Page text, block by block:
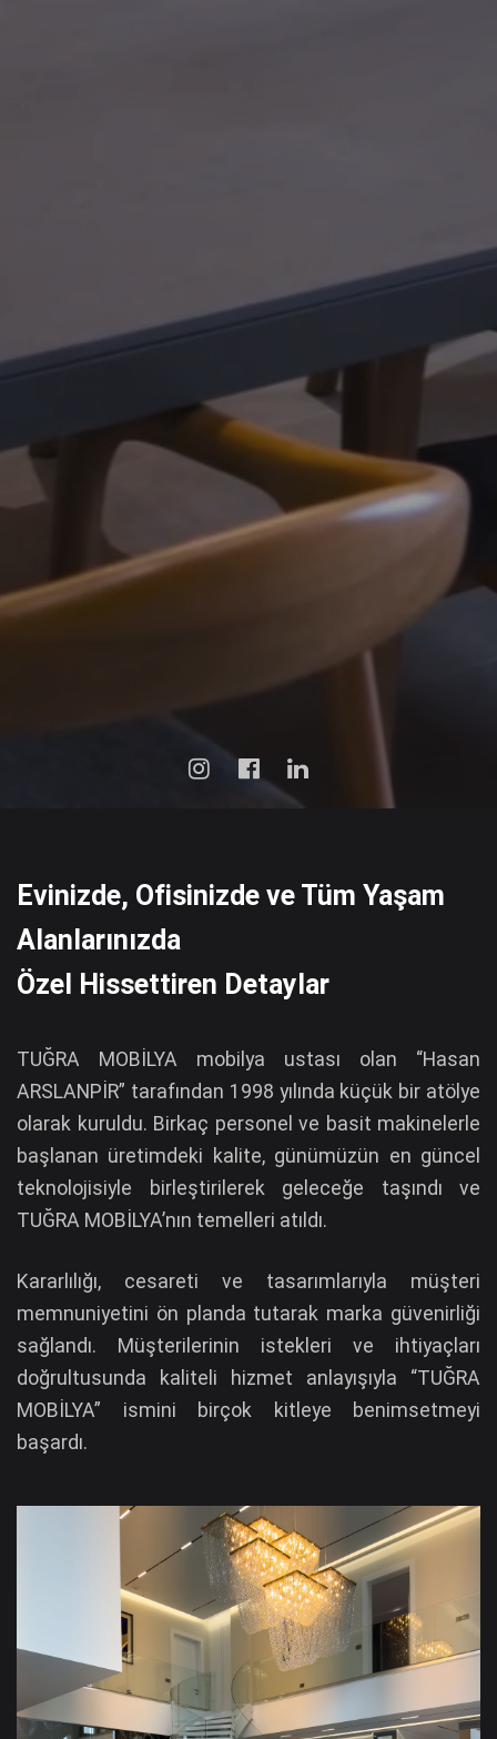
Evinizde, Ofisinizde ve Tüm Yaşam
Alanlarınızda
Özel Hissettiren Detaylar
TUĞRA MOBİLYA mobilya ustası olan “Hasan
ARSLANPİR” tarafından 1998 yılında küçük bir atölye
olarak kuruldu. Birkaç personel ve basit makinelerle
başlanan üretimdeki kalite, günümüzün en güncel
teknolojisiyle birleştirilerek geleceğe taşındı ve
TUĞRA MOBİLYA’nın temelleri atıldı.
Kararlılığı, cesareti ve tasarımlarıyla müşteri
memnuniyetini ön planda tutarak marka güvenirliği
sağlandı. Müşterilerinin istekleri ve ihtiyaçları
doğrultusunda kaliteli hizmet anlayışıyla “TUĞRA
MOBİLYA” ismini birçok kitleye benimsetmeyi
başardı.